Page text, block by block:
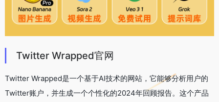
Twitter Wrapped官网
Twitter Wrapped是一个基于AI技术的网站，它能够分析用户的
Twitter账户，并生成一个个性化的2024年回顾报告。这个产品